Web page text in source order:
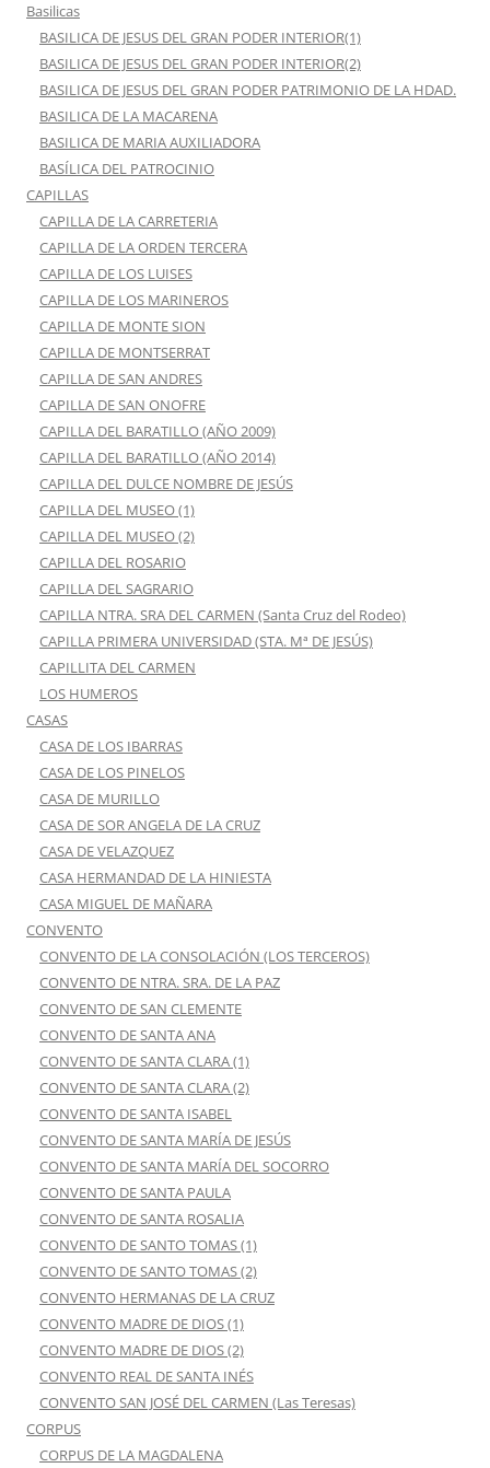
Basilicas
BASILICA DE JESUS DEL GRAN PODER INTERIOR(1)
BASILICA DE JESUS DEL GRAN PODER INTERIOR(2)
BASILICA DE JESUS DEL GRAN PODER PATRIMONIO DE LA HDAD.
BASILICA DE LA MACARENA
BASILICA DE MARIA AUXILIADORA
BASÍLICA DEL PATROCINIO
CAPILLAS
CAPILLA DE LA CARRETERIA
CAPILLA DE LA ORDEN TERCERA
CAPILLA DE LOS LUISES
CAPILLA DE LOS MARINEROS
CAPILLA DE MONTE SION
CAPILLA DE MONTSERRAT
CAPILLA DE SAN ANDRES
CAPILLA DE SAN ONOFRE
CAPILLA DEL BARATILLO (AÑO 2009)
CAPILLA DEL BARATILLO (AÑO 2014)
CAPILLA DEL DULCE NOMBRE DE JESÚS
CAPILLA DEL MUSEO (1)
CAPILLA DEL MUSEO (2)
CAPILLA DEL ROSARIO
CAPILLA DEL SAGRARIO
CAPILLA NTRA. SRA DEL CARMEN (Santa Cruz del Rodeo)
CAPILLA PRIMERA UNIVERSIDAD (STA. Mª DE JESÚS)
CAPILLITA DEL CARMEN
LOS HUMEROS
CASAS
CASA DE LOS IBARRAS
CASA DE LOS PINELOS
CASA DE MURILLO
CASA DE SOR ANGELA DE LA CRUZ
CASA DE VELAZQUEZ
CASA HERMANDAD DE LA HINIESTA
CASA MIGUEL DE MAÑARA
CONVENTO
CONVENTO DE LA CONSOLACIÓN (LOS TERCEROS)
CONVENTO DE NTRA. SRA. DE LA PAZ
CONVENTO DE SAN CLEMENTE
CONVENTO DE SANTA ANA
CONVENTO DE SANTA CLARA (1)
CONVENTO DE SANTA CLARA (2)
CONVENTO DE SANTA ISABEL
CONVENTO DE SANTA MARÍA DE JESÚS
CONVENTO DE SANTA MARÍA DEL SOCORRO
CONVENTO DE SANTA PAULA
CONVENTO DE SANTA ROSALIA
CONVENTO DE SANTO TOMAS (1)
CONVENTO DE SANTO TOMAS (2)
CONVENTO HERMANAS DE LA CRUZ
CONVENTO MADRE DE DIOS (1)
CONVENTO MADRE DE DIOS (2)
CONVENTO REAL DE SANTA INÉS
CONVENTO SAN JOSÉ DEL CARMEN (Las Teresas)
CORPUS
CORPUS DE LA MAGDALENA